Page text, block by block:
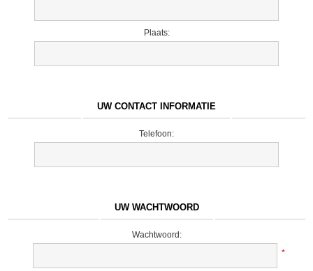
Plaats:
UW CONTACT INFORMATIE
Telefoon:
UW WACHTWOORD
Wachtwoord:
*